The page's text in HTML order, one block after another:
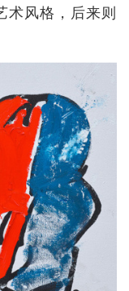
风格，后来则